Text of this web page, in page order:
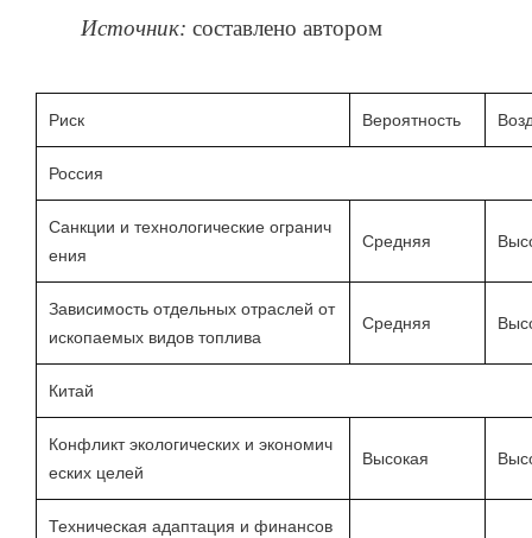
Источник: составлено автором
Риск Вероятность
Россия
Санкции и технологические огранич
ения
Средняя
Зависимость отдельных отраслей от
ископаемых видов топлива
Средняя
Китай
Конфликт экологических и экономич
еских целей
Высокая
Техническая адаптация и финансов